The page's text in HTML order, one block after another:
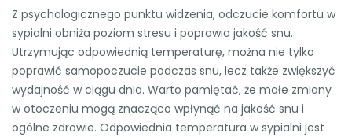
Z psychologicznego punktu widzenia, odczucie komfortu w
sypialni obniża poziom stresu i poprawia jakość snu.
Utrzymując odpowiednią temperaturę, można nie tylko
poprawić samopoczucie podczas snu, lecz także zwiększyć
wydajność w ciągu dnia. Warto pamiętać, że małe zmiany
w otoczeniu mogą znacząco wpłynąć na jakość snu i
ogólne zdrowie. Odpowiednia temperatura w sypialni jest